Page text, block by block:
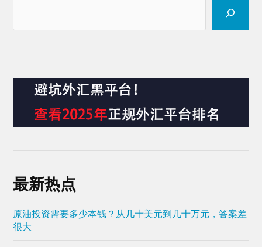
最新热点
原油投资需要多少本钱？从几十美元到几十万元，答案差
很大